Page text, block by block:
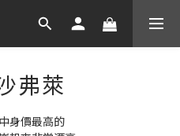
弗萊
身價最高的